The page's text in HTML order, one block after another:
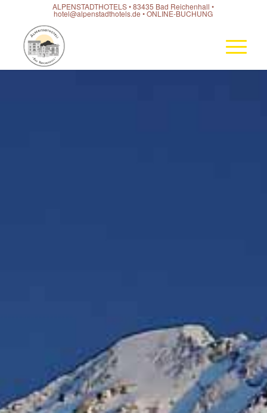
ALPENSTADTHOTELS • 83435 Bad Reichenhall •
hotel@alpenstadthotels.de •ONLINE-BUCHUNG